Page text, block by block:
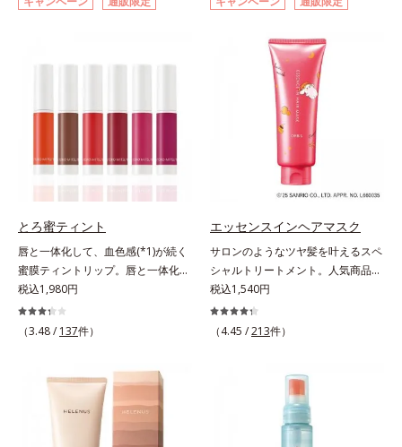
ど厚塗り感はイヤ」「素肌がもとも
なのにピタッと密着し、肌悩み
叶えるのは、微細で均一なカバー粉
なくフィットするから。粉体の表面
にダマ防止の特殊コーティングを施
すことで、カバー粉体は薄く・均一
に凹凸へフィット。毛穴や色ムラを
カバーしながら自然な仕上がりを叶
えます。また、ファンデーションを
つけている間に保湿成分が肌へ浸透
(*2)するスキンコンディショニング
瞬間、保湿成分が浸透しうるおいを
与えます。キメを整え、磨かれたよ
うな透明感とツヤを生み出すこと
で、“つるん”とした光のヴェールを
まとったような仕上がりに。*1 ス
ーが均一にのび広がり、しっかりカ
す。年齢肌による黄ぐすみや血色の
悪さに対応した色設計で、白浮きせ
ずパッと明るい印象を叶えます。こ
れ1本で、日中美容クリーム・日焼
け止め・化粧下地・カラーコントロ
ール・コンシーラー・パウダー・フ
ァンデーションの7役を兼ねる多機
能BB。慌ただしい朝でもパパッと
塗るだけで、厚塗り感のない、自然
なツヤめきのある美肌に整えます。
*1 年齢を重ねた肌*2 オルビス内BB
クリームのカバー力
とろ蜜ティント
唇と一体化して、血色感(*1)が続く
蜜膜ティントリップ。唇と一体化し
て色落ちしにくいティント処方とう
るおいを両立した、ティントリップ
です。色が長時間唇に密着するオイ
みずしい発色が続きます。また色素
による唇の乾燥を防ぐため、一部の
色素に特殊コーティング処理(*4)を
施し、さらに3種のうるおい・保護
税込1,980円
（3.48 / 137件）
エッセンスインヘアマスク
サロンのようなツヤ髪を叶えるスペ
シャルトリートメント。人気商品
「エッセンスインヘアミルク」と同
じシリーズの、お風呂で美しいツヤ
髪を叶えるスペシャルヘアマスクで
修成分(*1)が髪の内部まで浸透。さ
らに毛髪保護成分がダメージを受け
ている部位に吸着して、キューティ
クル表面をリペア。髪の内外にアプ
税込1,540円
（4.45 /213件）